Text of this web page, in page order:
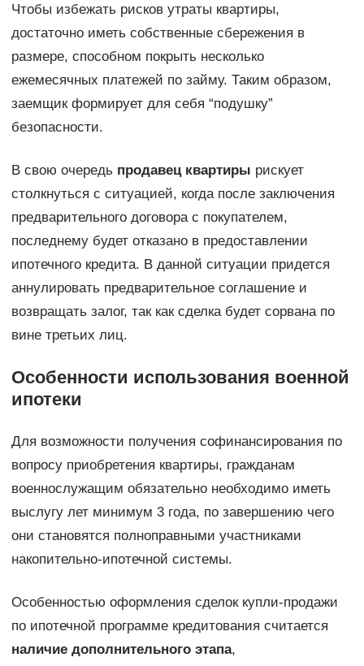
Чтобы избежать рисков утраты квартиры,
достаточно иметь собственные сбережения в
размере, способном покрыть несколько
ежемесячных платежей по займу. Таким образом,
заемщик формирует для себя “подушку”
безопасности.
В свою очередь продавец квартиры рискует
столкнуться с ситуацией, когда после заключения
предварительного договора с покупателем,
последнему будет отказано в предоставлении
ипотечного кредита. В данной ситуации придется
аннулировать предварительное соглашение и
возвращать залог, так как сделка будет сорвана по
вине третьих лиц.
Особенности использования военной
ипотеки
Для возможности получения софинансирования по
вопросу приобретения квартиры, гражданам
военнослужащим обязательно необходимо иметь
выслугу лет минимум 3 года, по завершению чего
они становятся полноправными участниками
накопительно-ипотечной системы.
Особенностью оформления сделок купли-продажи
по ипотечной программе кредитования считается
наличие дополнительного этапа,